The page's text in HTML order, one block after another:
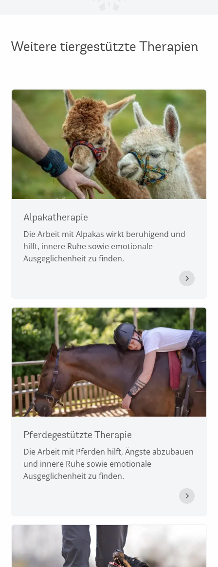
Weitere tiergestützte Therapien
Alpakatherapie
Die Arbeit mit Alpakas wirkt beruhigend und
hilft, innere Ruhe sowie emotionale
Ausgeglichenheit zu finden.
Pferdegestützte Therapie
Die Arbeit mit Pferden hilft, Ängste abzubauen
und innere Ruhe sowie emotionale
Ausgeglichenheit zu finden.